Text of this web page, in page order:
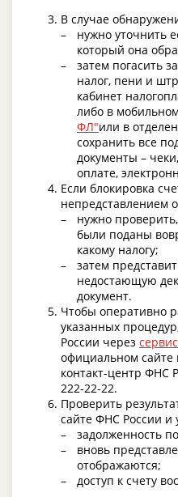
В случае
нужно уточнить
который она
затем погасить
налог, пени и
кабинет
либо в
ФЛ"или в
сохранить все
документы –
оплате,
Если блокировка
непредставлением
нужно
были поданы
какому налогу;
затем
недостающую
документ.
Чтобы оперативно
указанных
России через
официальном сайте
контакт-центр ФНС
222-22-22.
Проверить
сайте ФНС России и
задолженность
вновь
отображаются;
доступ к счету